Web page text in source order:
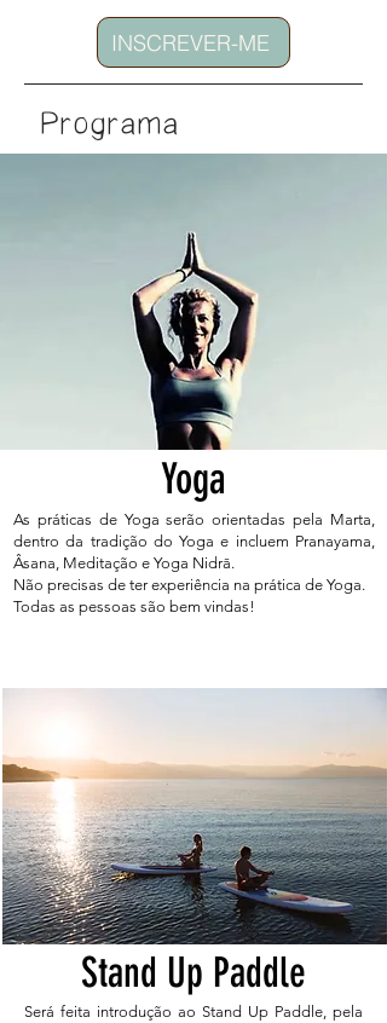
INSCREVER-ME
Programa
Yoga
As práticas de Yoga serão orientadas pela Marta,
dentro da tradição do Yoga e incluem Pranayama,
Âsana, Meditação e Yoga Nidrā.
Não precisas de ter experiência na prática de Yoga.
Todas as pessoas são bem vindas!
Stand Up Paddle
Será feita introdução ao Stand Up Paddle, pela